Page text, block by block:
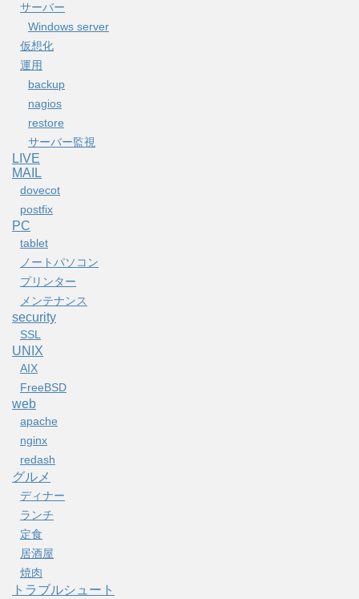
サーバー
Windows server
仮想化
運用
backup
nagios
restore
サーバー監視
LIVE
MAIL
dovecot
postfix
PC
tablet
ノートパソコン
プリンター
メンテナンス
security
SSL
UNIX
AIX
FreeBSD
web
apache
nginx
redash
グルメ
ディナー
ランチ
定食
居酒屋
焼肉
トラブルシュート